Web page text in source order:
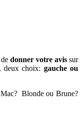
donner votre avissur
deux choix: gauche ou
Blonde ou Brune?